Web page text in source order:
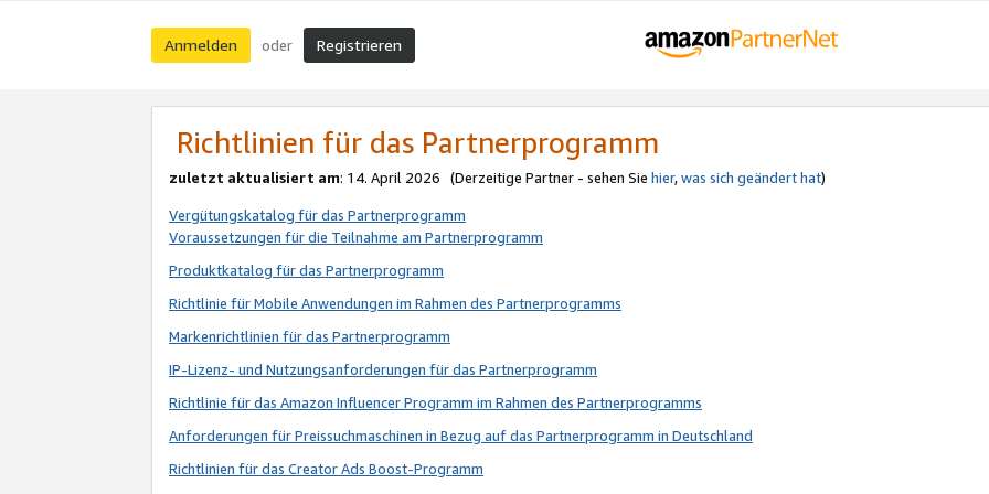
Anmelden oder Registrieren
Richtlinien für das Partnerprogramm
zuletzt aktualisiert am: 14. April 2026 (Derzeitige Partner - sehen Sie hier,was sich geändert hat)
Vergütungskatalog für das Partnerprogramm
Voraussetzungen für die Teilnahme am Partnerprogramm
Produktkatalog für das Partnerprogramm
Richtlinie für Mobile Anwendungen im Rahmen des Partnerprogramms
Markenrichtlinien für das Partnerprogramm
IP-Lizenz- und Nutzungsanforderungen für das Partnerprogramm
Richtlinie für das Amazon Influencer Programm im Rahmen des Partnerprogramms
Anforderungen für Preissuchmaschinen in Bezug auf das Partnerprogramm in Deutschland
Richtlinien für das Creator Ads Boost-Programm